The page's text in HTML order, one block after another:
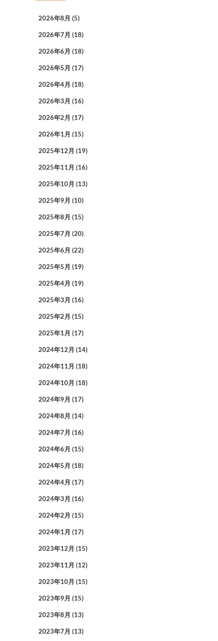
2026年8月 (5)
2026年7月 (18)
2026年6月 (18)
2026年5月 (17)
2026年4月 (18)
2026年3月 (16)
2026年2月 (17)
2026年1月 (15)
2025年12月 (19)
2025年11月 (16)
2025年10月 (13)
2025年9月 (10)
2025年8月 (15)
2025年7月 (20)
2025年6月 (22)
2025年5月 (19)
2025年4月 (19)
2025年3月 (16)
2025年2月 (15)
2025年1月 (17)
2024年12月 (14)
2024年11月 (18)
2024年10月 (18)
2024年9月 (17)
2024年8月 (14)
2024年7月 (16)
2024年6月 (15)
2024年5月 (18)
2024年4月 (17)
2024年3月 (16)
2024年2月 (15)
2024年1月 (17)
2023年12月 (15)
2023年11月 (12)
2023年10月 (15)
2023年9月 (15)
2023年8月 (13)
2023年7月 (13)